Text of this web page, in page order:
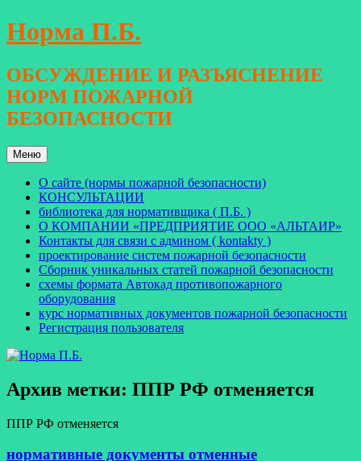
Перейти
к
Норма П.Б.
ОБСУЖДЕНИЕ И РАЗЪЯСНЕНИЕ
НОРМ ПОЖАРНОЙ
БЕЗОПАСНОСТИ
Меню
О сайте (нормы пожарной безопасности)
КОНСУЛЬТАЦИИ
библиотека для нормативщика ( П.Б. )
О КОМПАНИИ «ПРЕДПРИЯТИЕ ООО «АЛЬТАИР»
Контакты для связи с админом ( kontakty )
проектирование систем пожарной безопасности
Сборник уникальных статей пожарной безопасности
схемы формата Автокад противопожарного
оборудования
курс нормативных документов пожарной безопасности
Регистрация пользователя
Архив метки: ППР РФ отменяется
ППР РФ отменяется
нормативные документы отменные